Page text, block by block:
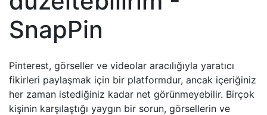
SnapPin
Pinterest, görseller ve videolar aracılığıyla yaratıcı
fikirleri paylaşmak için bir platformdur, ancak içeriğiniz
her zaman istediğiniz kadar net görünmeyebilir. Birçok
kişinin karşılaştığı yaygın bir sorun, görsellerin ve